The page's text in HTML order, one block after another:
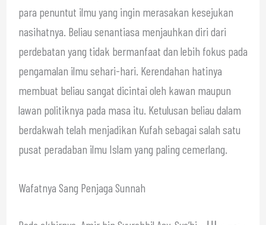
para penuntut ilmu yang ingin merasakan kesejukan
nasihatnya. Beliau senantiasa menjauhkan diri dari
perdebatan yang tidak bermanfaat dan lebih fokus pada
pengamalan ilmu sehari-hari. Kerendahan hatinya
membuat beliau sangat dicintai oleh kawan maupun
lawan politiknya pada masa itu. Ketulusan beliau dalam
berdakwah telah menjadikan Kufah sebagai salah satu
pusat peradaban ilmu Islam yang paling cemerlang.
Wafatnya Sang Penjaga Sunnah